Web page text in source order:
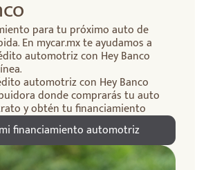
para tu próximo auto de
En mycar.mx te ayudamos a
automotriz con Hey Banco
automotriz con Hey Banco
donde comprarás tu auto
y obtén tu financiamiento
financiamiento automotriz